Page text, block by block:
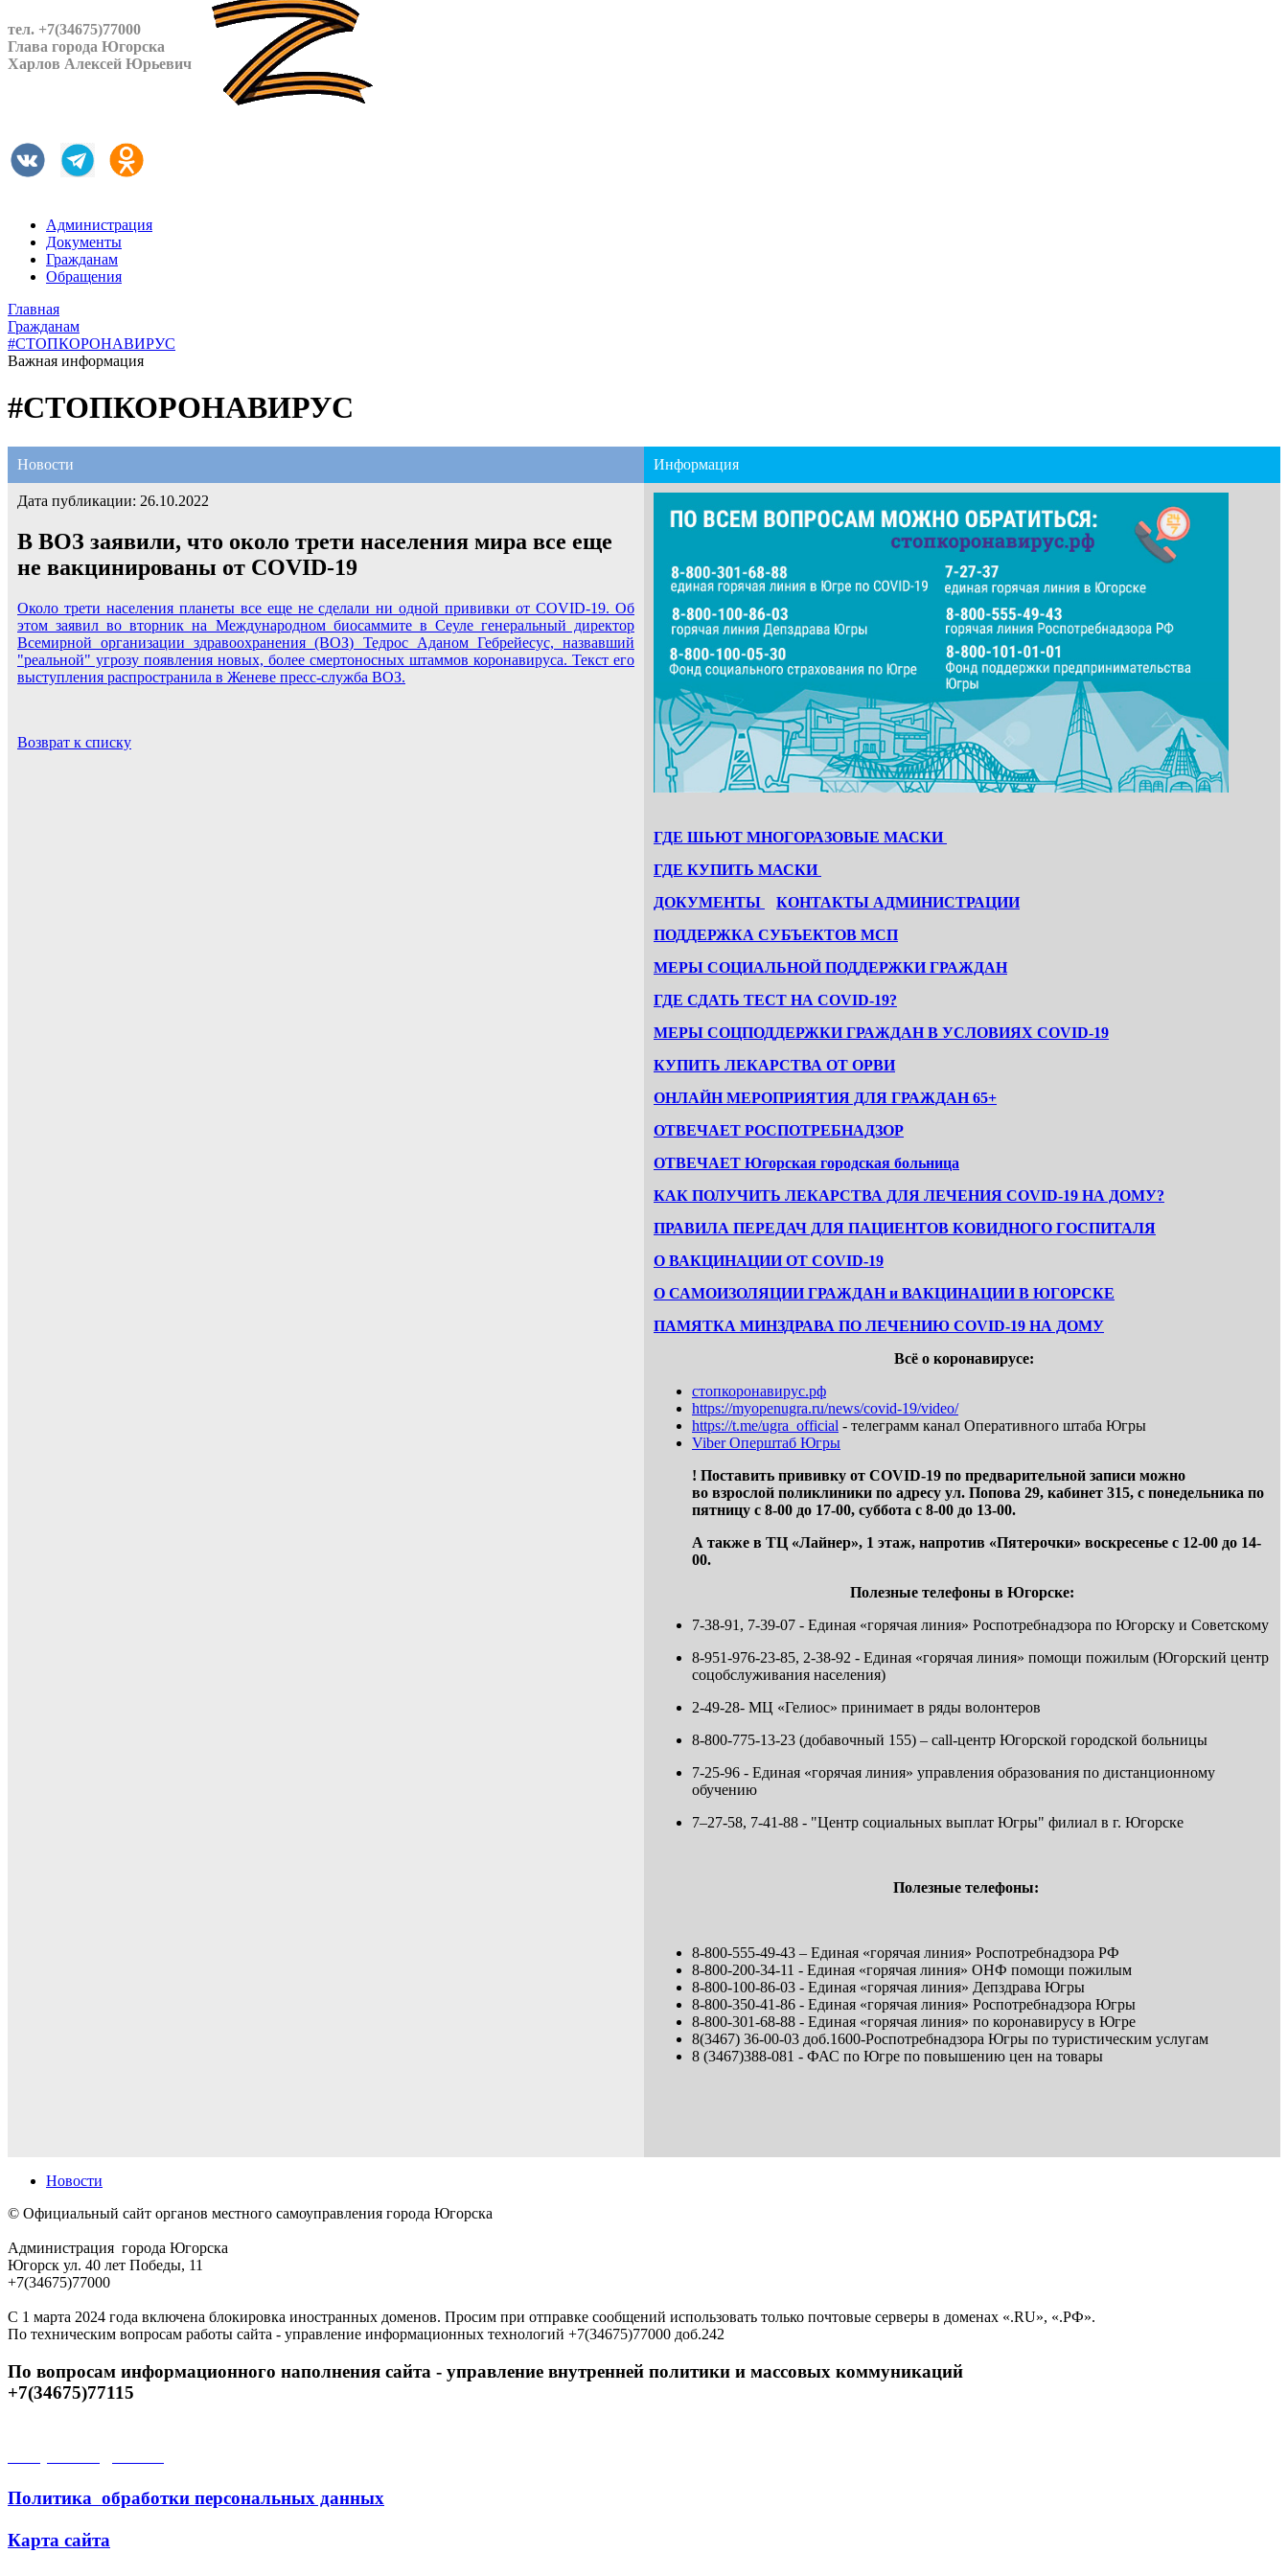
тел. +7(34675)77000
Глава города Югорска
Харлов Алексей Юрьевич
Администрация
Документы
Гражданам
Обращения
Главная
Гражданам
#СТОПКОРОНАВИРУС
Важная информация
#СТОПКОРОНАВИРУС
Новости Информация
Дата публикации: 26.10.2022
В ВОЗ заявили, что около трети населения мира все еще
не вакцинированы от COVID-19
Около трети населения планеты все еще не сделали ни одной прививки от COVID-19. Об
этом заявил во вторник на Международном биосаммите в Сеуле генеральный директор
Всемирной организации здравоохранения (ВОЗ) Тедрос Аданом Гебрейесус, назвавший
"реальной" угрозу появления новых, более смертоносных штаммов коронавируса. Текст его
выступления распространила в Женеве пресс-служба ВОЗ.
Возврат к списку
ГДЕ ШЬЮТ МНОГОРАЗОВЫЕ МАСКИ
ГДЕ КУПИТЬ МАСКИ
ДОКУМЕНТЫ
КОНТАКТЫ АДМИНИСТРАЦИИ
ПОДДЕРЖКА СУБЪЕКТОВ МСП
МЕРЫ СОЦИАЛЬНОЙ ПОДДЕРЖКИ ГРАЖДАН
ГДЕ СДАТЬ ТЕСТ НА COVID-19?
МЕРЫ СОЦПОДДЕРЖКИ ГРАЖДАН В УСЛОВИЯХ COVID-19
КУПИТЬ ЛЕКАРСТВА ОТ ОРВИ
ОНЛАЙН МЕРОПРИЯТИЯ ДЛЯ ГРАЖДАН 65+
ОТВЕЧАЕТ РОCПОТРЕБНАДЗОР
ОТВЕЧАЕТ Югорская городская больница
КАК ПОЛУЧИТЬ ЛЕКАРСТВА ДЛЯ ЛЕЧЕНИЯ COVID-19 НА ДОМУ?
ПРАВИЛА ПЕРЕДАЧ ДЛЯ ПАЦИЕНТОВ КОВИДНОГО ГОСПИТАЛЯ
О ВАКЦИНАЦИИ ОТ COVID-19
О САМОИЗОЛЯЦИИ ГРАЖДАН и ВАКЦИНАЦИИ В ЮГОРСКЕ
ПАМЯТКА МИНЗДРАВА ПО ЛЕЧЕНИЮ COVID-19 НА ДОМУ
Всё о коронавирусе:
стопкоронавирус.рф
https://myopenugra.ru/news/covid-19/video/
https://t.me/ugra_official - телеграмм канал Оперативного штаба Югры
Viber Оперштаб Югры
! Поставить прививку от COVID-19 по предварительной записи можно
во взрослой поликлиники по адресу ул. Попова 29, кабинет 315, с понедельника по
пятницу с 8-00 до 17-00, суббота с 8-00 до 13-00.
А также в ТЦ «Лайнер», 1 этаж, напротив «Пятерочки» воскресенье с 12-00 до 14-
00.
Полезные телефоны в Югорске:
7-38-91, 7-39-07 - Единая «горячая линия» Роспотребнадзора по Югорску и Советскому
8-951-976-23-85, 2-38-92 - Единая «горячая линия» помощи пожилым (Югорский центр
соцобслуживания населения)
2-49-28- МЦ «Гелиос» принимает в ряды волонтеров
8-800-775-13-23 (добавочный 155) – call-центр Югорской городской больницы
7-25-96 - Единая «горячая линия» управления образования по дистанционному
обучению
7–27-58, 7-41-88 - "Центр социальных выплат Югры" филиал в г. Югорске
Полезные телефоны:
8-800-555-49-43 – Единая «горячая линия» Роспотребнадзора РФ
8-800-200-34-11 - Единая «горячая линия» ОНФ помощи пожилым
8-800-100-86-03 - Единая «горячая линия» Депздрава Югры
8-800-350-41-86 - Единая «горячая линия» Роспотребнадзора Югры
8-800-301-68-88 - Единая «горячая линия» по коронавирусу в Югре
8(3467) 36-00-03 доб.1600-Роспотребнадзора Югры по туристическим услугам
8 (3467)388-081 - ФАС по Югре по повышению цен на товары
Новости
© Официальный сайт органов местного самоуправления города Югорска
Администрация города Югорска
Югорск ул. 40 лет Победы, 11
+7(34675)77000
С 1 марта 2024 года включена блокировка иностранных доменов. Просим при отправке сообщений использовать только почтовые серверы в доменах «.RU», «.РФ».
По техническим вопросам работы сайта - управление информационных технологий +7(34675)77000 доб.242
По вопросам информационного наполнения сайта - управление внутренней политики и массовых коммуникаций
+7(34675)77115
Политика обработки персональных данных
Карта сайта